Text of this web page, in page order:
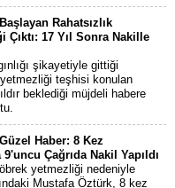
Rahatsızlık
Çıktı: 17 Yıl Sonra Nakille
şikayetiyle gittiği
teşhisi konulan
beklediği müjdeli habere
Haber: 8 Kez
Çağrıda Nakil Yapıldı
yetmezliği nedeniyle
Mustafa Öztürk, 8 kez